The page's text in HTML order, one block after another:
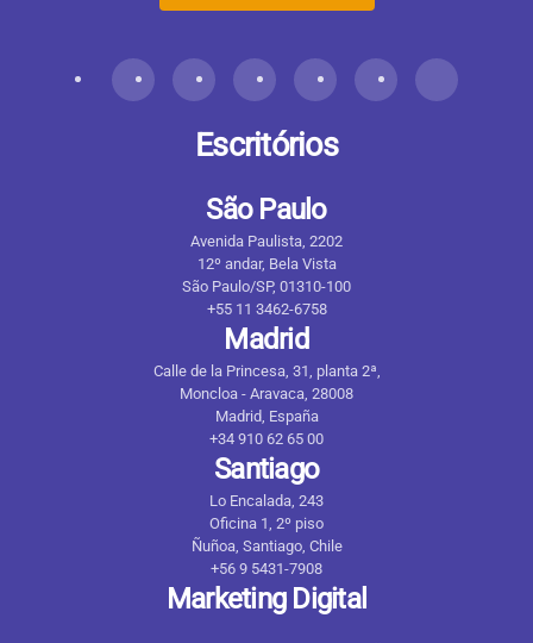
Escritórios
São Paulo
Avenida Paulista, 2202
12º andar, Bela Vista
São Paulo/SP, 01310-100
+55 11 3462-6758
Madrid
Calle de la Princesa, 31, planta 2ª,
Moncloa - Aravaca, 28008
Madrid, España
+34 910 62 65 00
Santiago
Lo Encalada, 243
Oficina 1, 2º piso
Ñuñoa, Santiago, Chile
+56 9 5431-7908
Marketing Digital